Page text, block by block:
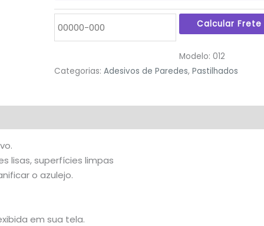
Modelo: 012
Categorias: Adesivos de Paredes, Pastilhados
lisas, superfícies limpas
o azulejo.
em sua tela.